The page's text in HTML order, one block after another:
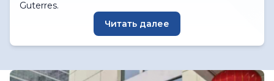
Guterres.
Читать далее